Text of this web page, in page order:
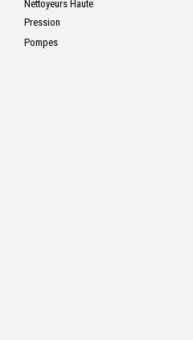
Nettoyeurs Haute
Pression
Pompes